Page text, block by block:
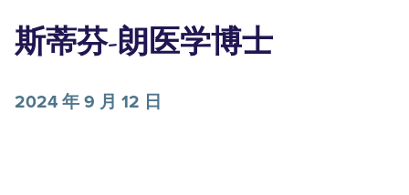
斯蒂芬-朗医学博士
2024 年 9 月 12 日